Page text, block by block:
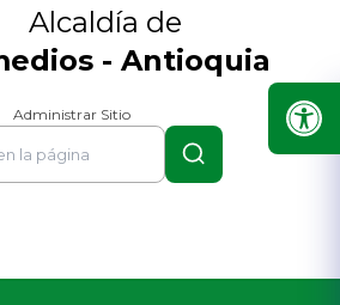
Alcaldía de
- Antioquia
Administrar Sitio